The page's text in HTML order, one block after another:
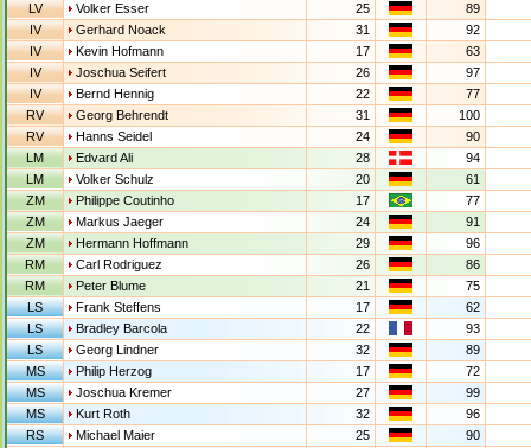
LV
Volker Esser 25
89
IV
Gerhard Noack 31
92
IV
Kevin Hofmann 17
63
IV
Joschua Seifert 26
97
IV
Bernd Hennig 22
77
RV
Georg Behrendt 31
100
RV
Hanns Seidel 24
90
LM
Edvard Ali 28
94
LM
Volker Schulz 20
61
ZM
Philippe Coutinho 17
77
ZM
Markus Jaeger 24
91
ZM
Hermann Hoffmann 29
96
RM
Carl Rodriguez 26
86
RM
Peter Blume 21
75
LS
Frank Steffens 17
62
LS
Bradley Barcola 22
93
LS
Georg Lindner 32
89
MS
Philip Herzog 17
72
MS
Joschua Kremer 27
99
MS
Kurt Roth 32
96
RS
Michael Maier 25
90